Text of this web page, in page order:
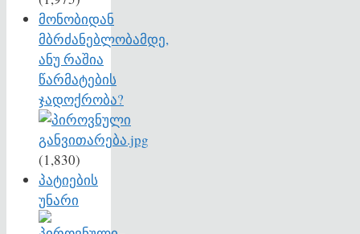
მონობიდან
მბრძანებლობამდე,
ანუ რაშია
წარმატების
ჯადოქრობა?
(1,830)
პატიების
უნარი